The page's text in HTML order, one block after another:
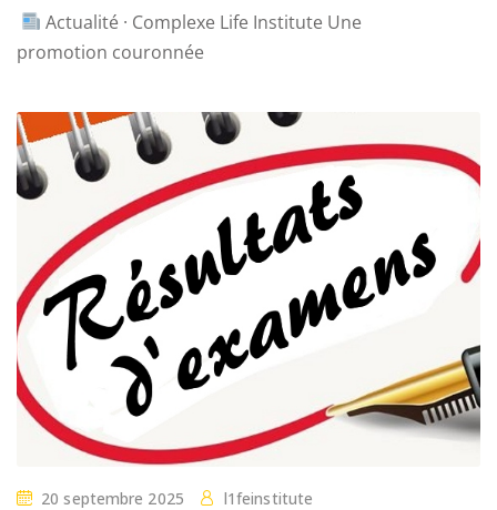
Actualité · Complexe Life Institute Une
promotion couronnée
20 septembre 2025 l1feinstitute